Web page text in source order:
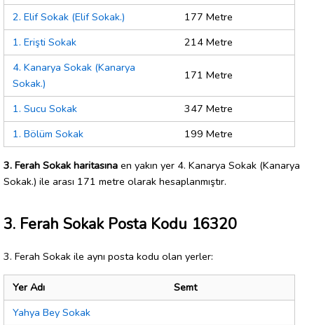
2. Elif Sokak (Elif Sokak.)
177 Metre
1. Erişti Sokak
214 Metre
4. Kanarya Sokak (Kanarya
Sokak.)
171 Metre
1. Sucu Sokak
347 Metre
1. Bölüm Sokak
199 Metre
3. Ferah Sokak haritasına en yakın yer 4. Kanarya Sokak (Kanarya
Sokak.) ile arası 171 metre olarak hesaplanmıştır.
3. Ferah Sokak Posta Kodu 16320
3. Ferah Sokak ile aynı posta kodu olan yerler:
Yer Adı
Semt
Yahya Bey Sokak